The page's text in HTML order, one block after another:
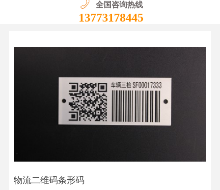
全国咨询热线
13773178445
物流二维码条形码